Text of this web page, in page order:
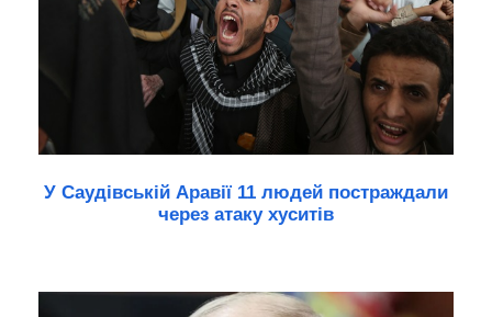
У Саудівській Аравії 11 людей постраждали
через атаку хуситів